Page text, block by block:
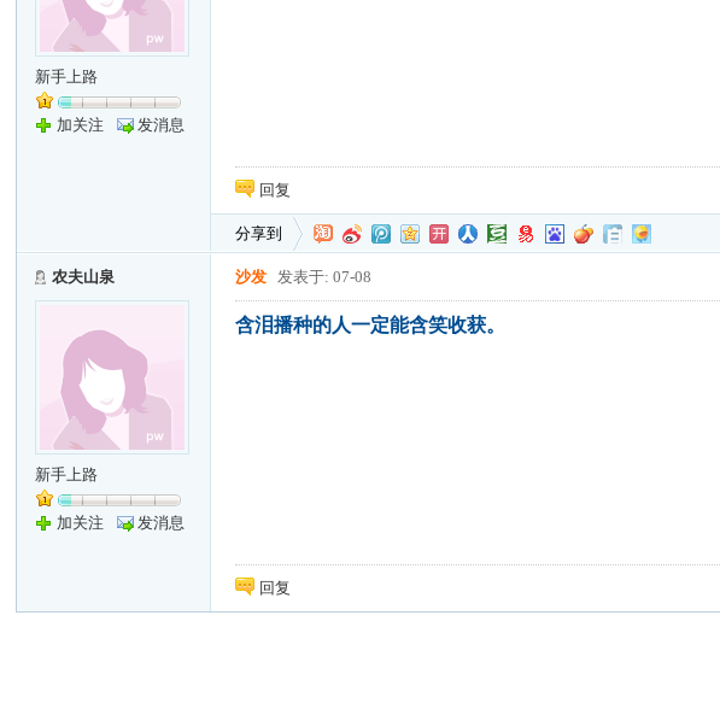
新手上路
加关注 发消息
回复
分享到
农夫山泉
新手上路
加关注 发消息
沙发 发表于: 07-08
含泪播种的人一定能含笑收获。
回复